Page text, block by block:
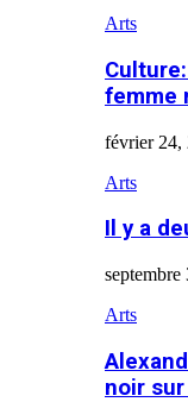
Arts
femme
février 24,
Arts
Il y a
septembre
Arts
noir